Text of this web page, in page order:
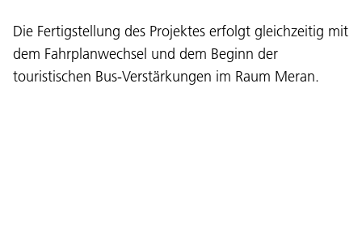
Sprache:
DEU
ITA LAD ENG
Die Fertigstellung des Projektes erfolgt gleichzeitig mit
dem Fahrplanwechsel und dem Beginn der
touristischen Bus-Verstärkungen im Raum Meran.